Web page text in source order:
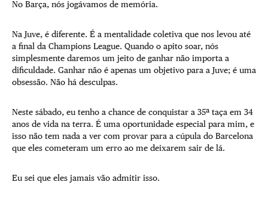
No Barça, nós jogávamos de memória.
Na Juve, é diferente. É a mentalidade coletiva que nos levou até
a final da Champions League. Quando o apito soar, nós
simplesmente daremos um jeito de ganhar não importa a
dificuldade. Ganhar não é apenas um objetivo para a Juve; é uma
obsessão. Não há desculpas.
Neste sábado, eu tenho a chance de conquistar a 35ª taça em 34
anos de vida na terra. É uma oportunidade especial para mim, e
isso não tem nada a ver com provar para a cúpula do Barcelona
que eles cometeram um erro ao me deixarem sair de lá.
Eu sei que eles jamais vão admitir isso.